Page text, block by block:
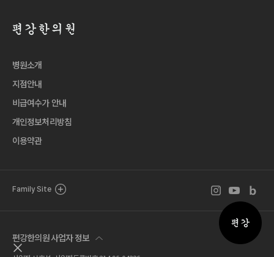
퀵메뉴
퀵메뉴 닫기
병원소개
지점안내
비급여수가 안내
개인정보처리방침
이용약관
Family Site 인스타그램 바로
유튜브 바로
블로그
편강한의원 사업자 정보